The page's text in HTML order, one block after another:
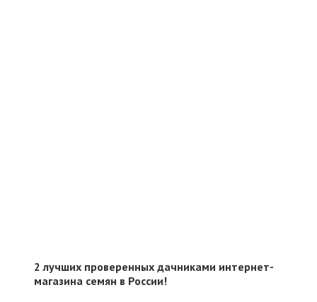
2 лучших проверенных дачниками интернет-
магазина семян в России!